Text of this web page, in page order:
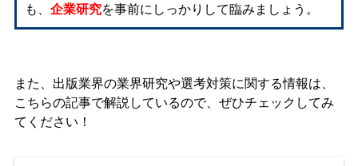
も、 企業研究を事前にしっかりして臨みましょう。
また、出版業界の業界研究や選考対策に関する情報は、
こちらの記事で解説しているので、ぜひチェックしてみ
てください！